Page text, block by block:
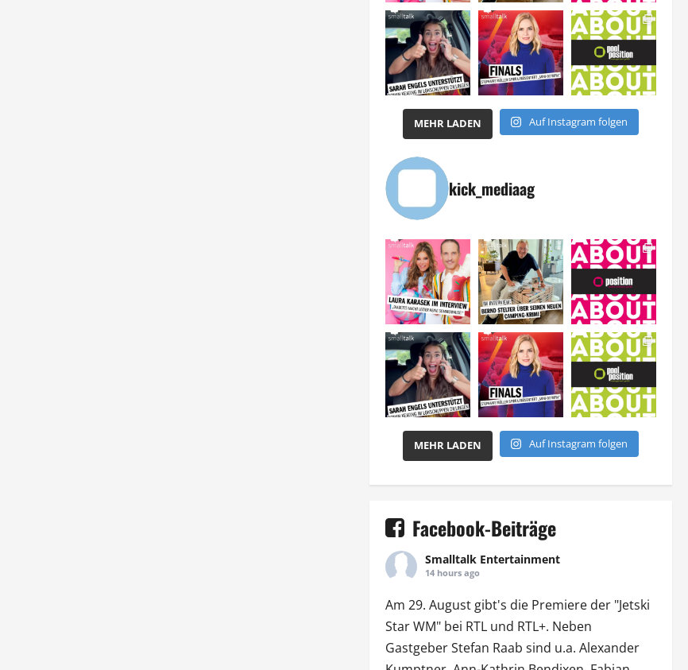
MEHR LADEN Auf Instagram folgen
kick_mediaag
MEHR LADEN Auf Instagram folgen
Facebook-Beiträge
Smalltalk Entertainment
14 hours ago
Am 29. August gibt's die Premiere der "Jetski
Star WM" bei RTLund RTL+. Neben
Gastgeber Stefan Raab sind u.a. Alexander